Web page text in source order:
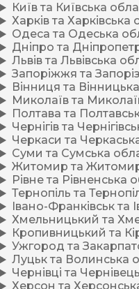
Київ та Київська
Харків та Харківська
Одеса та Одеська
Дніпро та
Львів та Львівська
Запоріжжя та
Вінниця та
Миколаїв та
Полтава та
Чернігів та
Черкаси та
Суми та Сумська
Житомир та
Рівне та Рівненська
Тернопіль та
Івано-Франківськ та
Хмельницький та
Кропивницький та
Ужгород та
Луцьк та Волинська
Чернівці та
Херсон та